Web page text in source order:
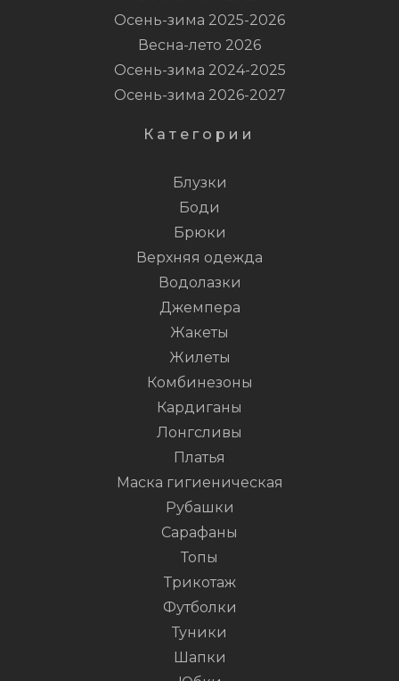
Осень-зима 2025-2026
Весна-лето 2026
Осень-зима 2024-2025
Осень-зима 2026-2027
Категории
Блузки
Боди
Брюки
Верхняя одежда
Водолазки
Джемпера
Жакеты
Жилеты
Комбинезоны
Кардиганы
Лонгсливы
Платья
Маска гигиеническая
Рубашки
Сарафаны
Топы
Трикотаж
Футболки
Туники
Шапки